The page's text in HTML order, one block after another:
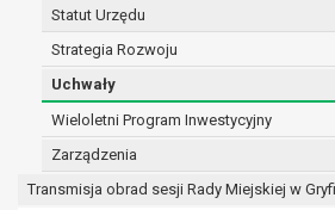
Statut Urzędu
Strategia Rozwoju
Uchwały
Wieloletni Program Inwestycyjny
Zarządzenia
Transmisja obrad sesji Rady Miejskiej w
wcześniej udzielonej
określonym w treści zgody.
W związku z przetwarzaniem
wskazanym w pkt. 3, dane
udostępniane innym
kategoriom odbiorców danych
Odbiorcami mogą być:
podmioty, które